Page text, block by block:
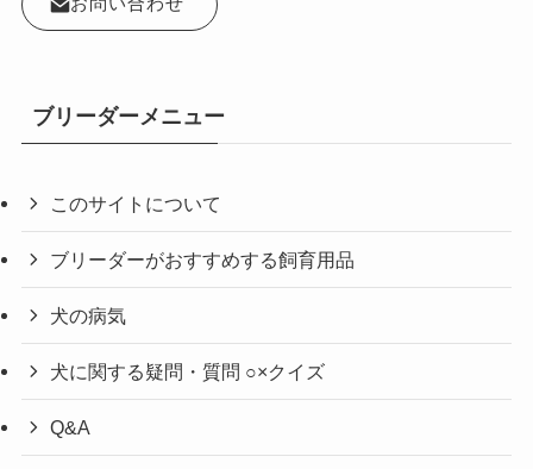
お問い合わせ
ブリーダーメニュー
このサイトについて
ブリーダーがおすすめする飼育用品
犬の病気
犬に関する疑問・質問 ○×クイズ
Q&A